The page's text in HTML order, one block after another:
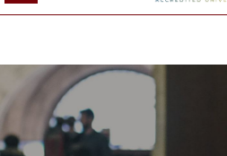
الرئيسيـة
عن الجامعة